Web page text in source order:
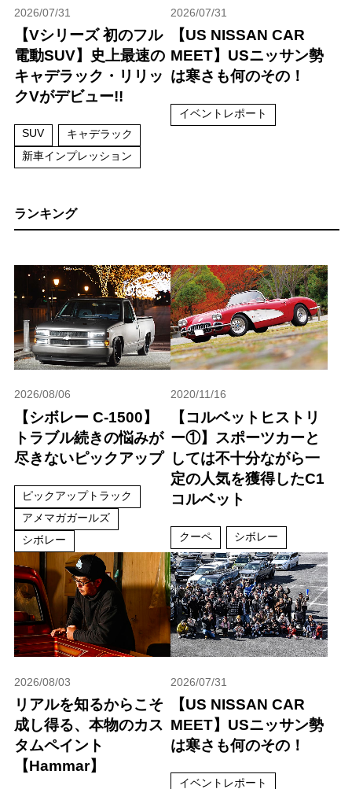
2026/07/31
【Vシリーズ 初のフル
電動SUV】史上最速の
キャデラック・リリッ
クVがデビュー!!
SUV
キャデラック
新車インプレッション
2026/07/31
【US NISSAN CAR
MEET】USニッサン勢
は寒さも何のその！
イベントレポート
ランキング
2026/08/06
【シボレー C-1500】
トラブル続きの悩みが
尽きないピックアップ
ピックアップトラック
アメマガガールズ
シボレー
2020/11/16
【コルベットヒストリ
ー①】スポーツカーと
しては不十分ながら一
定の人気を獲得したC1
コルベット
クーペ シボレー
2026/08/03
リアルを知るからこそ
成し得る、本物のカス
タムペイント
【Hammar】
2026/07/31
【US NISSAN CAR
MEET】USニッサン勢
は寒さも何のその！
イベントレポート